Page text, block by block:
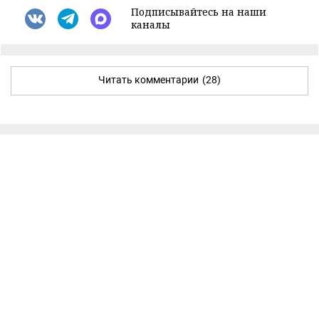
Подписывайтесь на наши
каналы
Читать комментарии (28)